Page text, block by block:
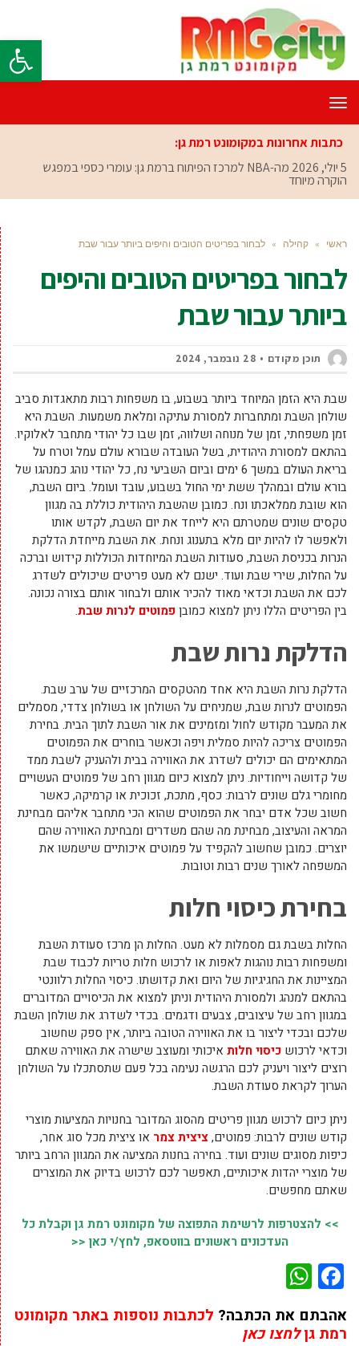
פתח
תפריט
כתבות אחרונות במקומונט רמת גן:
5 יולי, 2026
מה-NBA למרכז הפיתוח ברמת גן: עומרי כספי במפגש
הוקרה מיוחד
ראשי » קהילה » לבחור בפריטים הטובים והיפים ביותר עבור שבת
לבחור בפריטים הטובים והיפים
ביותר עבור שבת
תוכן מקודם 28 נובמבר, 2024
שבת היא הזמן המיוחד ביותר בשבוע, בו משפחות רבות מתאגדות סביב
שולחן השבת ומתחברות למסורת עתיקה ומלאת משמעות. השבת היא
זמן משפחתי, זמן של מנוחה ושלווה, זמן שבו כל יהודי מתחבר לאלוקיו.
בהתאם למסורת היהודית, בשל העובדה שבורא עולם עמל וטרח על
בריאת העולם במשך 6 ימים וביום השביעי נח, כל יהודי נוהג כמנהגו של
בורא עולם ובמהלך ששת ימי החול בשבוע, עובד ועומל. ביום השבת,
הוא שובת ממלאכתו ונח. כמובן שהשבת היהודית כוללת בה מגוון
טקסים שונים שמטרתם היא לייחד את יום השבת, לקדש אותו
ולאפשר לו להיות יום מלא בתענוג ונחת. את השבת מייחדת הדלקת
הנרות בכניסת השבת, סעודות השבת המיוחדות הכוללות קידוש וברכה
על החלות, שירי שבת ועוד. ישנם לא מעט פריטים שיכולים לשדרג
לכם את השבת וכדאי מאוד להכיר אותם ולבחור אותם בצורה נכונה.
בין הפריטים הללו ניתן למצוא כמובןפמוטים לנרות שבת.
הדלקת נרות שבת
הדלקת נרות השבת היא אחד מהטקסים המרכזיים של ערב שבת.
הפמוטים לנרות שבת, שמניחים על השולחן או בשולחן צדדי, מסמלים
את המעבר מקודש לחול ומזמינים את אור השבת לתוך הבית. בחירת
הפמוטים צריכה להיות סמלית ויפה וכאשר בוחרים את הפמוטים
המתאימים הם יכולים לשדרג את האווירה בבית ולהעניק לשבת ממד
של קדושה וייחודיות. ניתן למצוא כיום מגוון רחב של פמוטים העשויים
מחומרי גלם שונים לרבות: כסף, מתכת, זכוכית או קרמיקה, כאשר
חשוב שכל אדם יבחר את הפמוטים שהוא הכי מתחבר אליהם מבחינת
המראה והעיצוב, מבחינת מה שהם משדרים ומבחינת האווירה שהם
יוצרים. כמובן שחשוב להקפיד על פמוטים איכותיים שישמשו את
המשפחה לאורך שנים רבות וטובות.
בחירת כיסוי חלות
החלות בשבת גם מסמלות לא מעט. החלות הן מרכז סעודת השבת
ומשפחות רבות נוהגות לאפות או לרכוש חלות טריות לכבוד שבת
המציינות את החגיגיות של היום ואת קדושתו. כיסוי החלות רלוונטי
בהתאם למנהג ולמסורת היהודית וניתן למצוא את הכיסויים המדוברים
במגוון רחב של עיצובים, צבעים ודגמים. בכדי לשדרג את שולחן השבת
שלכם ובכדי ליצור בו את האווירה הטובה ביותר, אין ספק שחשוב
וכדאי לרכוש כיסוי חלות איכותי ומעוצב שישרה את האווירה שאתם
רוצים ליצור ויעניק לכם הרגשה נעימה בכל פעם שתסתכלו על השולחן
הערוך לקראת סעודת השבת.
ניתן כיום לרכוש מגוון פריטים מהסוג המדובר בחנויות המציעות מוצרי
קודש שונים לרבות: פמוטים,ציצית צמר או ציצית מכל סוג אחר,
כיפות מסוגים שונים ועוד. בחירה בחנות המציעה את המגוון הרחב ביותר
של מוצרי יהדות איכותיים, תאפשר לכם לרכוש בדיוק את המוצרים
שאתם מחפשים.
>> להצטרפות לרשימת התפוצה של מקומונט רמת גן וקבלת כל
העדכונים ראשונים בווטסאפ, לחץ/י כאן <<
Facebook
אהבתם את הכתבה? לכתבות נוספות באתר מקומונט
רמת גןלחצו כאן